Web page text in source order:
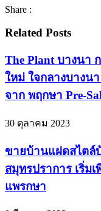
Share :
Related Posts
The Plant บางนา
ใหม่ ใจกลางบางน
จาก พฤกษา Pre-
30 ตุลาคม 2023
ขายบ้านแฝดสไตล์
สมุทรปราการ เริ่ม
แพรกษา